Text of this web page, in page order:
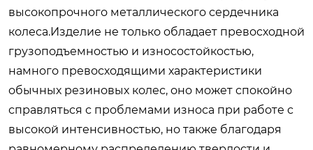
высокопрочного металлического сердечника
колеса.Изделие не только обладает превосходной
грузоподъемностью и износостойкостью,
намного превосходящими характеристики
обычных резиновых колес, оно может спокойно
справляться с проблемами износа при работе с
высокой интенсивностью, но также благодаря